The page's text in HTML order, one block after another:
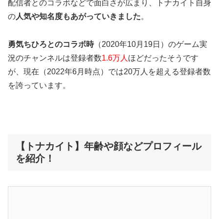
配信者とのコラボなどで面白さが広まり、
トナカイト自身
の人気や知名度もあがっていきました。
勇気ちひろとのコラボ時（2020年10月19日）のゲーム実
況のチャンネルは登録者数1.6万人 ほどだったそうです
が、現在（2022年6月時点）では20万人を超える登録者数
を誇っています。
【トナカイト】年齢や顔などプロフィール
を紹介！